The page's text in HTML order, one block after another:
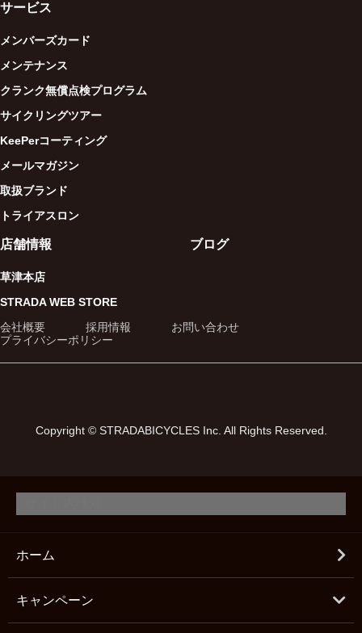
サービス
メンバーズカード
メンテナンス
クランク無償点検プログラム
サイクリングツアー
KeePerコーティング
メールマガジン
取扱ブランド
トライアスロン
店舗情報
草津本店
STRADA WEB STORE
ブログ
会社概要 採用情報
お問い合わせ
プライバシーポリシー
Copyright © STRADABICYCLES Inc. All Rights Reserved.
ホーム
キャンペーン